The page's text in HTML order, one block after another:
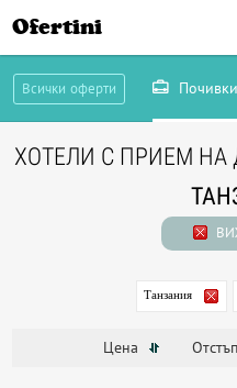
Ofertini
Всички оферти Почивки
ХОТЕЛИ С ПРИЕМ
Танзания
Цена